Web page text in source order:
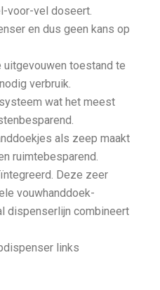
voor-vel doseert.
en dus geen kans op
uitgevouwen toestand te
verbruik.
wat het meest
als zeep maakt
ruimtebesparend.
Deze zeer
vouwhanddoek-
dispenserlijn combineert
links